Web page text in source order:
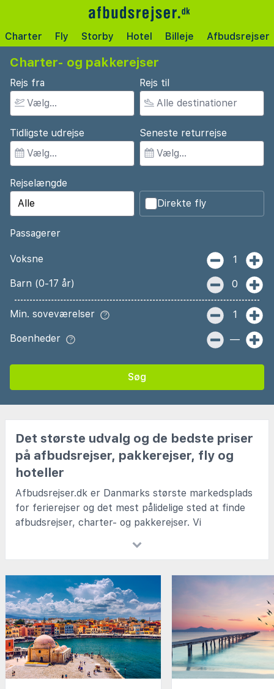
Charter Fly Storby Hotel Billeje Afbudsrejser
Charter- og pakkerejser
Rejs fra Rejs til
Tidligste udrejse Seneste returrejse
Rejselængde
Direkte fly
Passagerer
Voksne 1
Barn (0-17 år) 0
Min. soveværelser 1
Boenheder —
Søg
Det største udvalg og de bedste priser
på afbudsrejser, pakkerejser, fly og
hoteller
Afbudsrejser.dk er Danmarks største markedsplads
for ferierejser og det mest pålidelige sted at finde
afbudsrejser, charter- og pakkerejser. Vi
de største rejsebureauer og samler millioner af
familien eller i en gruppe på op til ni personer,
finder du de bedste tilbud hos os.
Med vores smarte filtre er det nemt at finde netop
den rejse, der passer bedst til dine ønsker. Du kan
præcisere alt fra hotelstandard og beliggenhed til
afrejsetidspunkt, temperatur og andre kriterier, der
er vigtige for dig.